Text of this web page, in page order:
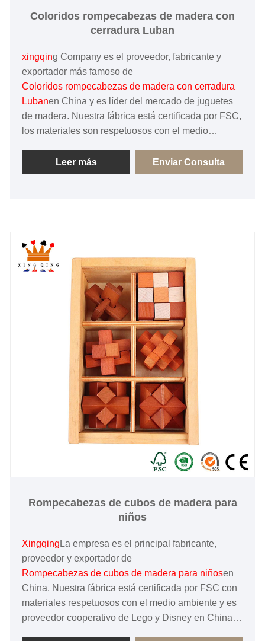
Coloridos rompecabezas de madera con
cerradura Luban
xingqing Company es el proveedor, fabricante y
exportador más famoso de
Coloridos rompecabezas de madera con cerradura
Lubanen China y es líder del mercado de juguetes
de madera. Nuestra fábrica está certificada por FSC,
los materiales son respetuosos con el medio
de satisfacción de cada cliente y a producir
productos de alta calidad. ¡Esperamos tener una
Leer más Enviar Consulta
Rompecabezas de cubos de madera para
niños
Xingqing La empresa es el principal fabricante,
proveedor y exportador de
Rompecabezas de cubos de madera para niñosen
China. Nuestra fábrica está certificada por FSC con
materiales respetuosos con el medio ambiente y es
proveedor cooperativo de Lego y Disney en China.